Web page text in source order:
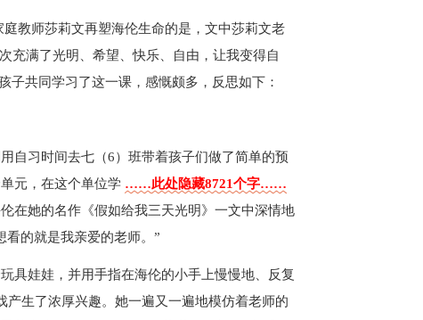
教师莎莉文再塑海伦生命的是，文中莎莉文老
充满了光明、希望、快乐、自由，让我变得自
子共同学习了这一课，感慨颇多，反思如下：
自习时间去七（6）班带着孩子们做了简单的预
元，在这个单位学 ……此处隐藏8721个字……
在她的名作《假如给我三天光明》一文中深情地
看的就是我亲爱的老师。”
具娃娃，并用手指在海伦的小手上慢慢地、反复
生了浓厚兴趣。她一遍又一遍地模仿着老师的